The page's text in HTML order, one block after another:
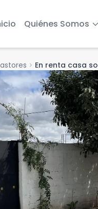
Quiénes Somos
chevron_right En renta casa